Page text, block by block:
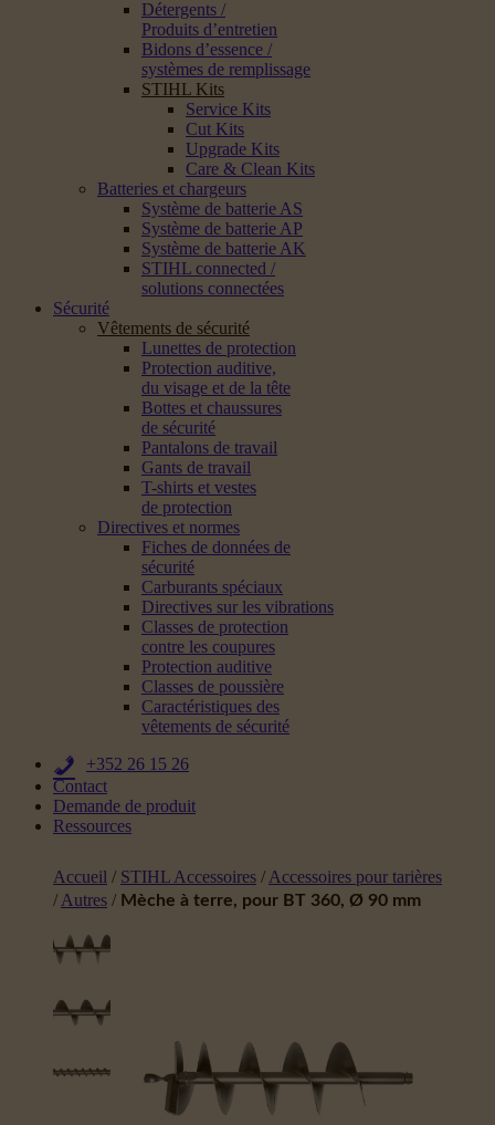
Détergents /
Produits d’entretien
Bidons d’essence /
systèmes de remplissage
STIHL Kits
Service Kits
Cut Kits
Upgrade Kits
Care & Clean Kits
Batteries et chargeurs
Système de batterie AS
Système de batterie AP
Système de batterie AK
STIHL connected /
solutions connectées
Sécurité
Vêtements de sécurité
Lunettes de protection
Protection auditive,
du visage et de la tête
Bottes et chaussures
de sécurité
Pantalons de travail
Gants de travail
T-shirts et vestes
de protection
Directives et normes
Fiches de données de
sécurité
Carburants spéciaux
Directives sur les vibrations
Classes de protection
contre les coupures
Protection auditive
Classes de poussière
Caractéristiques des
vêtements de sécurité
+352 26 15 26
Contact
Demande de produit
Ressources
Accueil / STIHL Accessoires / Accessoires pour tarières
/ Autres / Mèche à terre, pour BT 360, Ø 90 mm